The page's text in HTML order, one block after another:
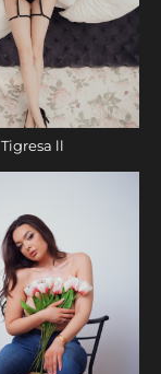
Tigresa ll